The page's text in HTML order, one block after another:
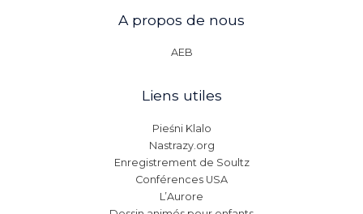
A propos de nous
AEB
Liens utiles
Pieśni Klalo
Nastrazy.org
Enregistrement de Soultz
Conférences USA
L’Aurore